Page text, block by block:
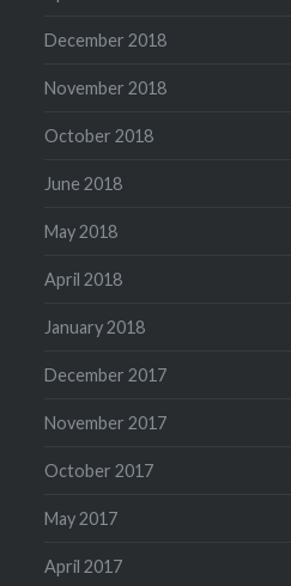
December 2018
November 2018
October 2018
June 2018
May 2018
April 2018
January 2018
December 2017
November 2017
October 2017
May 2017
April 2017